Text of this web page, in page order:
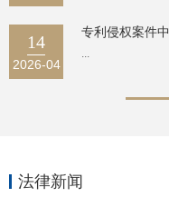
14
2026-04
专利侵权案件
...
法律新闻